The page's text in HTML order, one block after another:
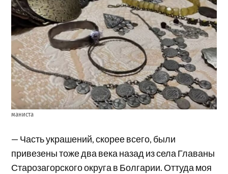
маниста
— Часть украшений, скорее всего, были
привезены тоже два века назад из села Главаны
Старозагорского округа в Болгарии. Оттуда моя